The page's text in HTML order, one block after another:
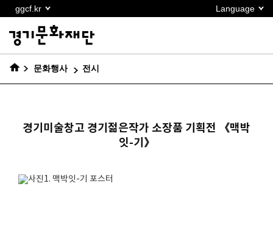
바로가기
ggcf.kr Language
문화행사 전시
경기미술창고 경기젊은작가 소장품 기획전 《맥박
잇-기》